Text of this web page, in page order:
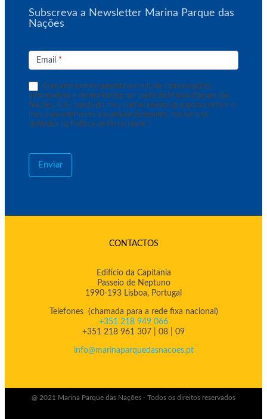
Subscreva a Newsletter Marina Parque das
Nações
de
Newsletter
Email *
Consinto expressamente o envio de comunicações
informativas e de marketing por parte da Marina Parque das
Nações, S.A., sendo do meu conhecimento que posso retirar o
meu consentimento a qualquer momento, nos termos
definidos na Política de Privacidade *
Enviar
CONTACTOS
Edifício da Capitania
Passeio de Neptuno
1990-193 Lisboa, Portugal
Telefones (chamada para a rede fixa nacional)
+351 218 949 066
+351 218 961 307 | 08 | 09
info@marinaparquedasnacoes.pt
@ 2021 Marina Parque das Nações - Todos os direitos reservados